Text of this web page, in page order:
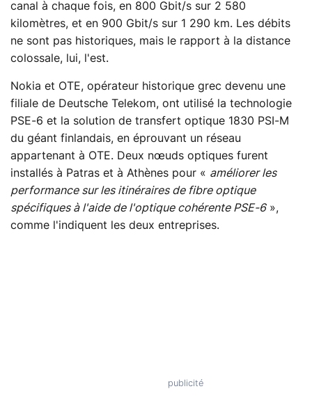
canal à chaque fois, en 800 Gbit/s sur 2 580
kilomètres, et en 900 Gbit/s sur 1 290 km. Les débits
ne sont pas historiques, mais le rapport à la distance
colossale, lui, l'est.
Nokia et OTE, opérateur historique grec devenu une
filiale de Deutsche Telekom, ont utilisé la technologie
PSE-6 et la solution de transfert optique 1830 PSI-M
du géant finlandais, en éprouvant un réseau
appartenant à OTE. Deux nœuds optiques furent
installés à Patras et à Athènes pour « améliorer les
performance sur les itinéraires de fibre optique
spécifiques à l'aide de l'optique cohérente PSE-6»,
comme l'indiquent les deux entreprises.